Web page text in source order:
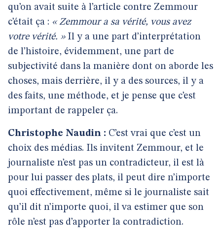
qu’on avait suite à l’article contre Zemmour
c’était ça : « Zemmour a sa vérité, vous avez
votre vérité. »Il y a une part d’interprétation
de l’histoire, évidemment, une part de
subjectivité dans la manière dont on aborde les
choses, mais derrière, il y a des sources, il y a
des faits, une méthode, et je pense que c’est
important de rappeler ça.
Christophe Naudin : C’est vrai que c’est un
choix des médias. Ils invitent Zemmour, et le
journaliste n’est pas un contradicteur, il est là
pour lui passer des plats, il peut dire n’importe
quoi effectivement, même si le journaliste sait
qu’il dit n’importe quoi, il va estimer que son
rôle n’est pas d’apporter la contradiction.